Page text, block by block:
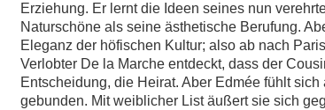
Erziehung. Er lernt die Ideen seines nun
Naturschöne als seine ästhetische Berufung.
Eleganz der höfischen Kultur; also ab nach
Verlobter De la Marche entdeckt, dass der
Entscheidung, die Heirat. Aber Edmée fühlt
gebunden. Mit weiblicher List äußert sie sich